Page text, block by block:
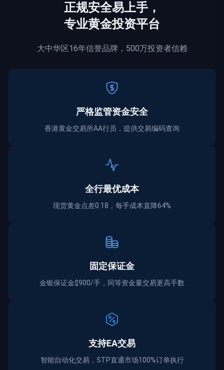
正规安全易上手，
专业黄金投资平台
大中华区16年信誉品牌，500万投资者信赖
严格监管资金安全
香港黄金交易所AA行员，提供交易编码查询
全行最优成本
现货黄金点差0.18，每手成本直降64%
固定保证金
金银保证金$900/手，同等资金量交易更高手数
支持EA交易
智能自动化交易，STP直通市场100%订单执行